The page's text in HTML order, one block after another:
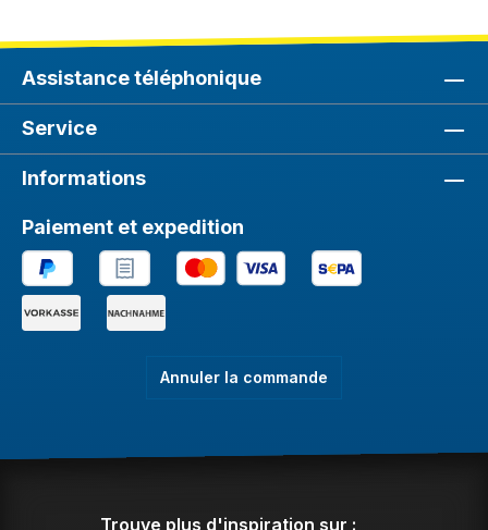
Assistance téléphonique
Service
Informations
Paiement et expedition
Annuler la commande
Trouve plus d'inspiration sur :